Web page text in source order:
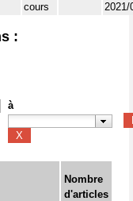
cours
2021/
:
à
Nombre
d'articles